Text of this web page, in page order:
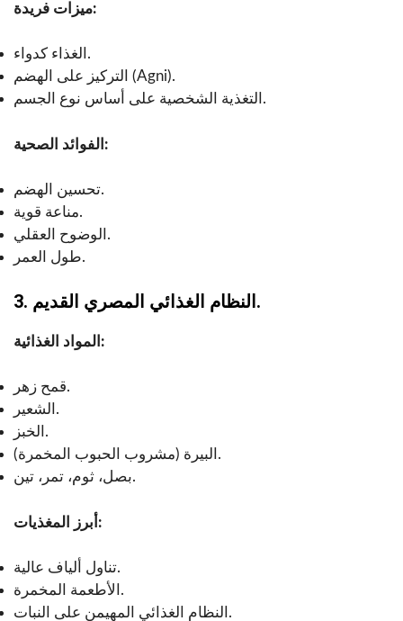
ميزات فريدة:
الغذاء كدواء.
التركيز على الهضم (Agni).
التغذية الشخصية على أساس نوع الجسم.
الفوائد الصحية:
تحسين الهضم.
مناعة قوية.
الوضوح العقلي.
طول العمر.
3. النظام الغذائي المصري القديم.
المواد الغذائية:
قمح زهر.
الشعير.
الخبز.
البيرة (مشروب الحبوب المخمرة).
بصل، ثوم، تمر، تين.
أبرز المغذيات:
تناول ألياف عالية.
الأطعمة المخمرة.
النظام الغذائي المهيمن على النبات.